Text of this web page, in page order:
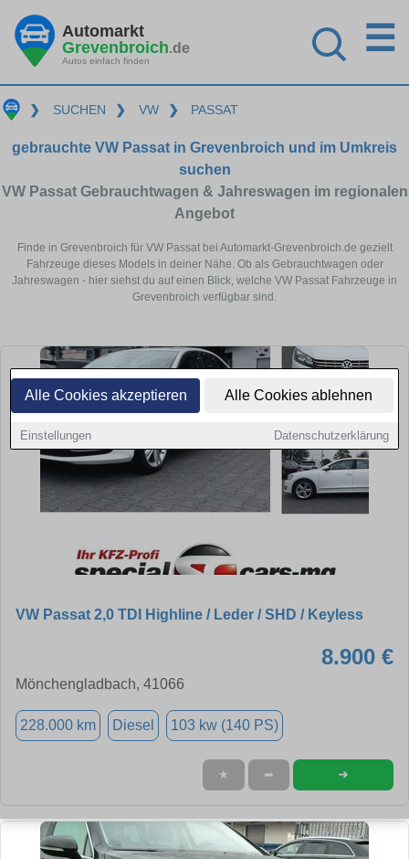
Alle Cookies akzeptieren Alle Cookies ablehnen
Einstellungen Datenschutzerklärung
Automarkt
Grevenbroich.de
Autos einfach finden
☰
❯ SUCHEN ❯ VW ❯ PASSAT
gebrauchte VW Passat in Grevenbroich und im Umkreis
suchen
VW Passat Gebrauchtwagen & Jahreswagen im regionalen
Angebot
Finde in Grevenbroich für VW Passat bei Automarkt-Grevenbroich.de gezielt
Fahrzeuge dieses Models in deiner Nähe. Ob als Gebrauchtwagen oder
Jahreswagen - hier siehst du auf einen Blick, welche VW Passat Fahrzeuge in
Grevenbroich verfügbar sind.
VW Passat 2,0 TDI Highline / Leder / SHD / Keyless
8.900 €
Mönchengladbach, 41066
228.000 km Diesel 103 kw (140 PS)
★ ➦ ➜